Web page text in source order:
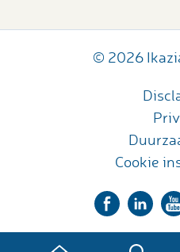
© 2026
Cookie